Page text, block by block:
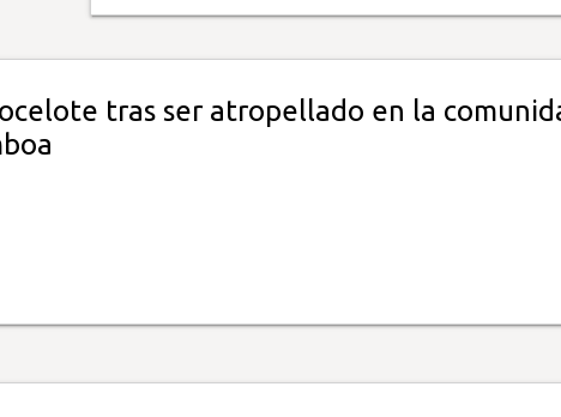
tras ser atropellado en la